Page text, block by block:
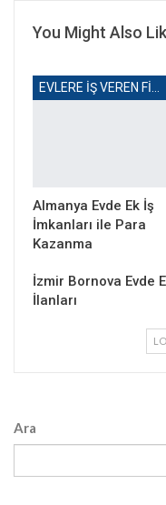
You Might Also
Almanya Evde Ek İş
İmkanları ile Para
Kazanma
İzmir Bornova Evde
İlanları
Ara